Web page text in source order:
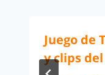
Juego de
y clips